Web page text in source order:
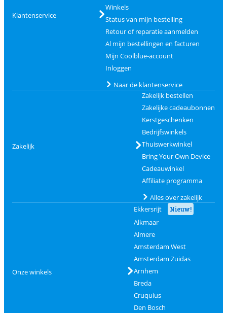
Klantenservice
Winkels
Status van mijn bestelling
Retour of reparatie aanmelden
Al mijn bestellingen en facturen
Mijn Coolblue-account
Inloggen
Naar de klantenservice
Zakelijk
Zakelijk bestellen
Zakelijke cadeaubonnen
Kerstgeschenken
Bedrijfswinkels
Thuiswerkwinkel
Bring Your Own Device
Cadeauwinkel
Affiliate programma
Alles over zakelijk
Onze winkels
Ekkersrijt Nieuw!
Alkmaar
Almere
Amsterdam West
Amsterdam Zuidas
Arnhem
Breda
Cruquius
Den Bosch